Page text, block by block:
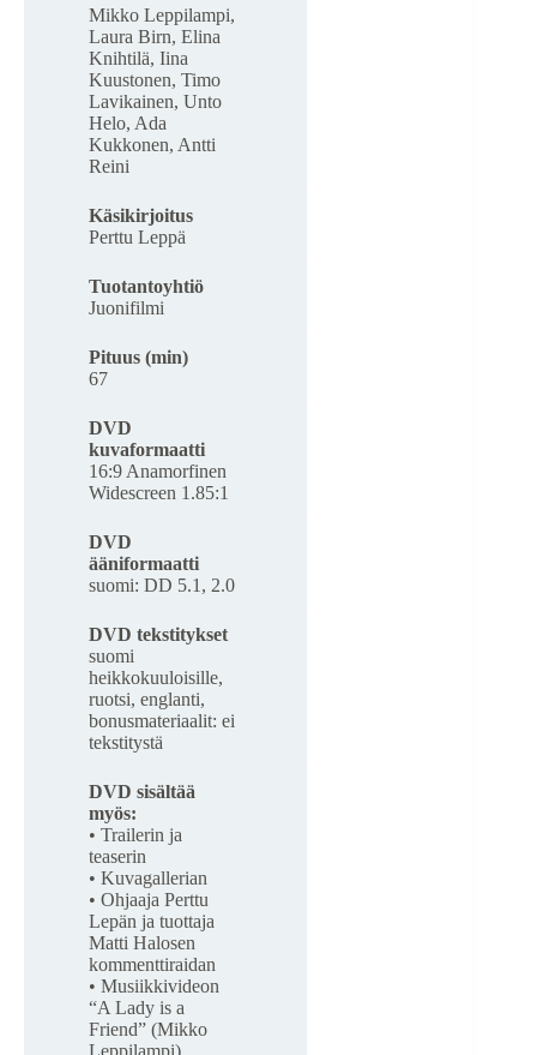
Mikko Leppilampi,
Laura Birn, Elina
Knihtilä, Iina
Kuustonen, Timo
Lavikainen, Unto
Helo, Ada
Kukkonen, Antti
Reini
Käsikirjoitus
Perttu Leppä
Tuotantoyhtiö
Juonifilmi
Pituus (min)
67
DVD
kuvaformaatti
16:9 Anamorfinen
Widescreen 1.85:1
DVD
ääniformaatti
suomi: DD 5.1, 2.0
DVD tekstitykset
suomi
heikkokuuloisille,
ruotsi, englanti,
bonusmateriaalit: ei
tekstitystä
DVD sisältää
myös:
• Trailerin ja
teaserin
• Kuvagallerian
• Ohjaaja Perttu
Lepän ja tuottaja
Matti Halosen
kommenttiraidan
• Musiikkivideon
“A Lady is a
Friend” (Mikko